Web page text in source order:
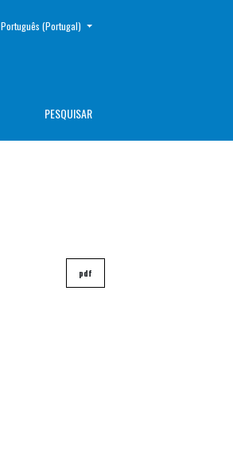
##plugins.themes.healthSciences.language.toggle##
Português (Portugal)
PESQUISAR
pdf